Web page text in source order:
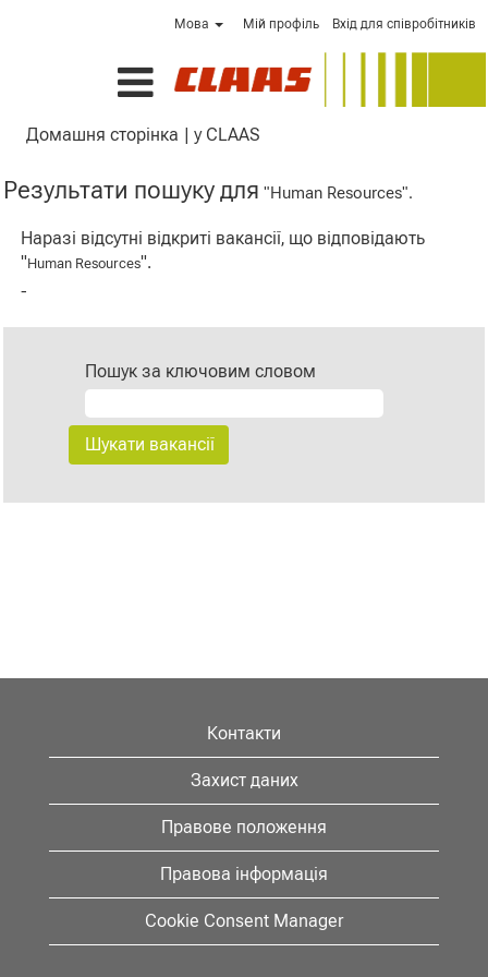
Мова Мій профіль Вхід для співробітників
Домашня сторінка | у CLAAS
Результати пошуку для "Human Resources".
Наразі відсутні відкриті вакансії, що відповідають
"Human Resources".
-
Пошук за ключовим словом
Контакти
Захист даних
Правове положення
Правова інформація
Cookie Consent Manager